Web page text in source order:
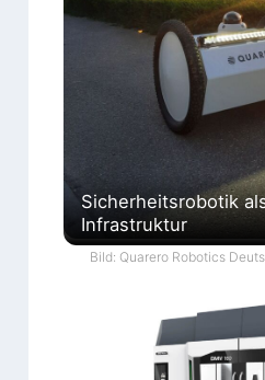
Sicherheitsrobotik
Infrastruktur
Bild: Quarero Robotics